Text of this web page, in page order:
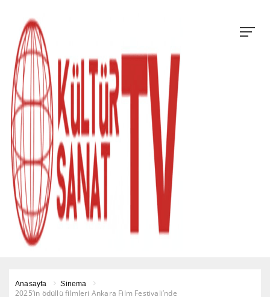
Anasayfa Sinema
2025’in ödüllü filmleri Ankara Film Festivali’nde